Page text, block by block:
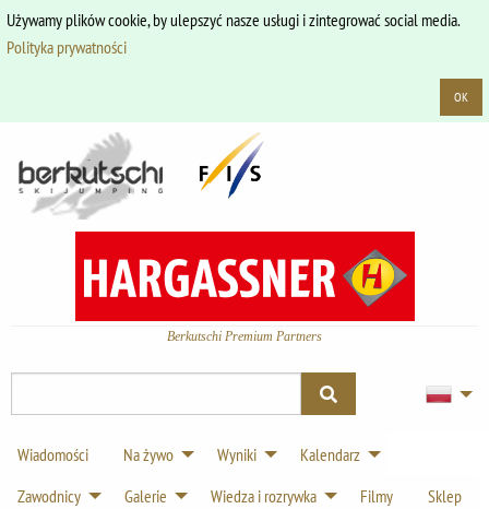
Używamy plików cookie, by ulepszyć nasze usługi i zintegrować social media.
Polityka prywatności
OK
Berkutschi Premium Partners
Wiadomości Na żywo Wyniki
Kalendarz
Zawodnicy
Galerie Wiedza i rozrywka Filmy
Sklep